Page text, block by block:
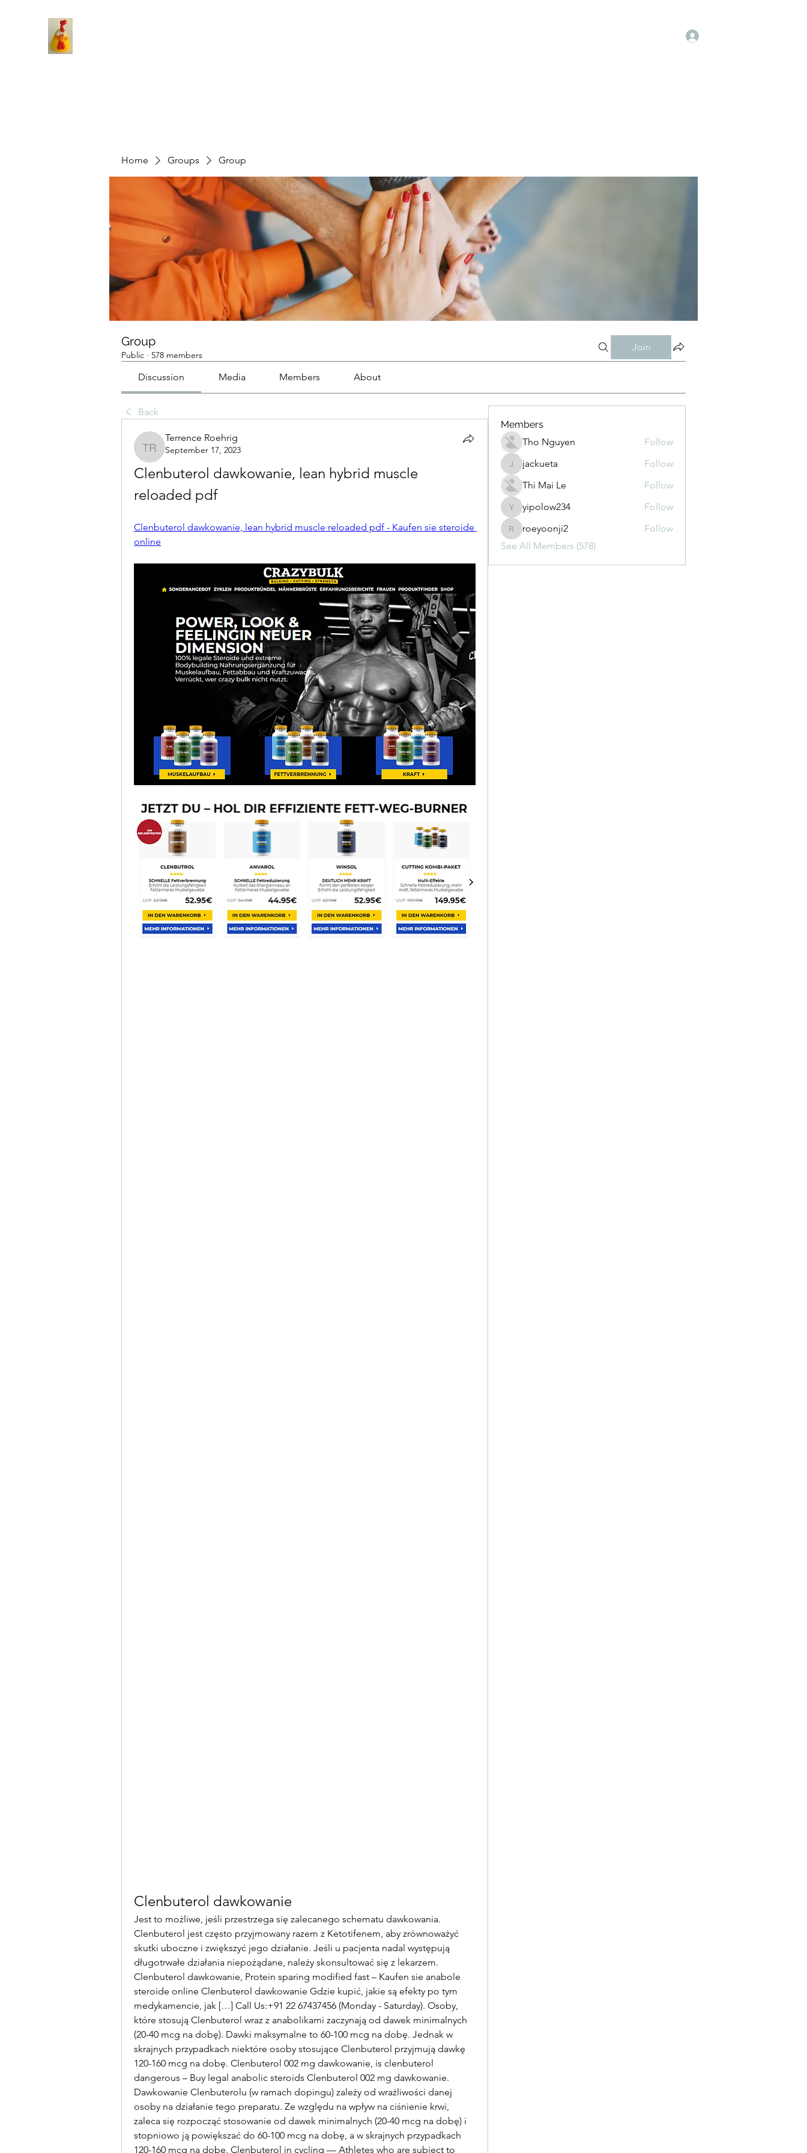
Home Groups Group
Group
Public · 578 members
Join
Discussion Media Members About
Back
Terrence Roehrig
Terrence Roehrig
September 17, 2023
Clenbuterol dawkowanie, lean hybrid muscle
reloaded pdf
Clenbuterol dawkowanie, lean hybrid muscle reloaded pdf - Kaufen sie steroide
online
Clenbuterol dawkowanie
Jest to możliwe, jeśli przestrzega się zalecanego schematu dawkowania.
Clenbuterol jest często przyjmowany razem z Ketotifenem, aby zrównoważyć
skutki uboczne i zwiększyć jego działanie. Jeśli u pacjenta nadal występują
długotrwałe działania niepożądane, należy skonsultować się z lekarzem.
Clenbuterol dawkowanie, Protein sparing modified fast – Kaufen sie anabole
steroide online Clenbuterol dawkowanie Gdzie kupić, jakie są efekty po tym
medykamencie, jak […] Call Us:+91 22 67437456 (Monday - Saturday). Osoby,
które stosują Clenbuterol wraz z anabolikami zaczynają od dawek minimalnych
(20-40 mcg na dobę). Dawki maksymalne to 60-100 mcg na dobę. Jednak w
skrajnych przypadkach niektóre osoby stosujące Clenbuterol przyjmują dawkę
120-160 mcg na dobę. Clenbuterol 002 mg dawkowanie, is clenbuterol
dangerous – Buy legal anabolic steroids Clenbuterol 002 mg dawkowanie.
Dawkowanie Clenbuterolu (w ramach dopingu) zależy od wrażliwości danej
osoby na działanie tego preparatu. Ze względu na wpływ na ciśnienie krwi,
zaleca się rozpocząć stosowanie od dawek minimalnych (20-40 mcg na dobę) i
stopniowo ją powiększać do 60-100 mcg na dobę, a w skrajnych przypadkach
120-160 mcg na dobę. Clenbuterol in cycling — Athletes who are subject to
Members
Tho Nguyen
Follow
jackueta
jackueta
Follow
Thi Mai Le
Follow
yipolow234
yipolow234 Follow
roeyoonji2
roeyoonji2
Follow
See All Members (578)